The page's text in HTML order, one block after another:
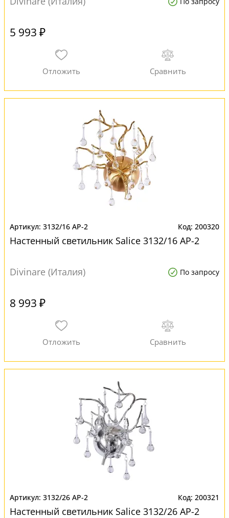
5 993 ₽
3132/16 AP-2 200320
Настенный светильник Salice 3132/16 AP-2
Divinare (Италия) По запросу
8 993 ₽
3132/26 AP-2 200321
Настенный светильник Salice 3132/26 AP-2